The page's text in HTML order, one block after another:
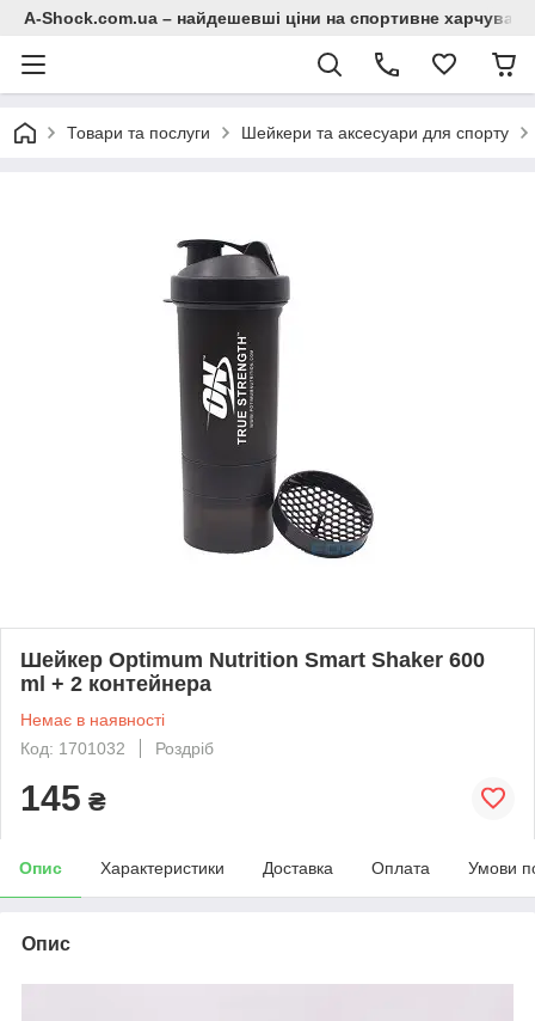
A-Shock.com.ua – найдешевші ціни на спортивне
Товари та послуги Шейкери та аксесуари для спорту
Шейкер Optimum Nutrition Smart Shaker 600
ml + 2 контейнера
Немає в наявності
Код: 1701032
Роздріб
145 ₴
Опис Характеристики Доставка Оплата Умови
Опис